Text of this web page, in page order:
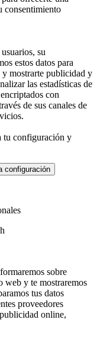
consentimiento
su
estos datos para
mostrarte publicidad y
las estadísticas de
con
de sus canales de
tu configuración y
configuración
sobre
web y te mostraremos
tus datos
proveedores
online,